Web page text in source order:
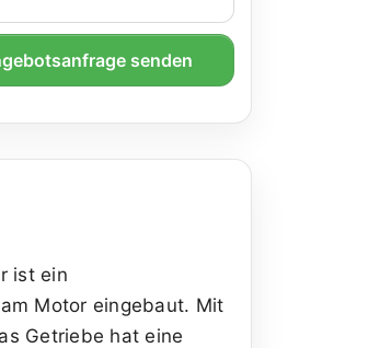
senden
ist ein
Motor eingebaut. Mit
Getriebe hat eine